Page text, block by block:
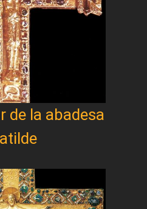
de la abadesa